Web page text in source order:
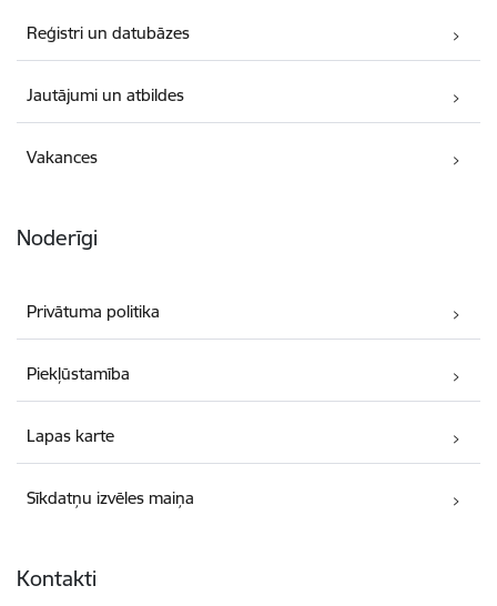
Reģistri un datubāzes
Jautājumi un atbildes
Vakances
Noderīgi
Privātuma politika
Piekļūstamība
Lapas karte
Sīkdatņu izvēles maiņa
Kontakti